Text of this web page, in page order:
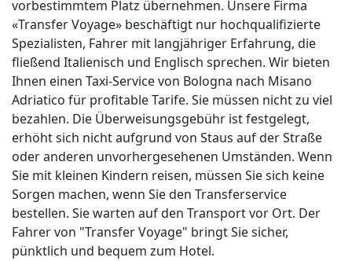
vorbestimmtem Platz übernehmen. Unsere Firma
«Transfer Voyage» beschäftigt nur hochqualifizierte
Spezialisten, Fahrer mit langjähriger Erfahrung, die
fließend Italienisch und Englisch sprechen. Wir bieten
Ihnen einen Taxi-Service von Bologna nach Misano
Adriatico für profitable Tarife. Sie müssen nicht zu viel
bezahlen. Die Überweisungsgebühr ist festgelegt,
erhöht sich nicht aufgrund von Staus auf der Straße
oder anderen unvorhergesehenen Umständen. Wenn
Sie mit kleinen Kindern reisen, müssen Sie sich keine
Sorgen machen, wenn Sie den Transferservice
bestellen. Sie warten auf den Transport vor Ort. Der
Fahrer von "Transfer Voyage" bringt Sie sicher,
pünktlich und bequem zum Hotel.